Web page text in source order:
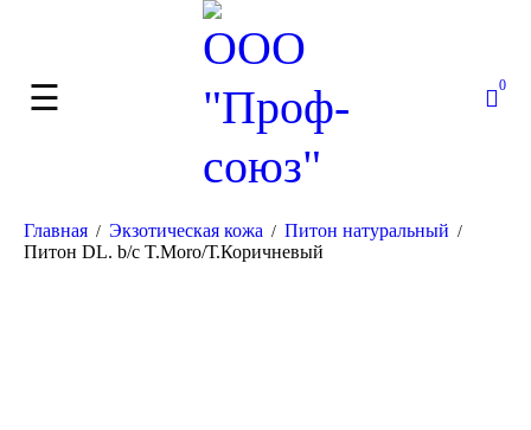
0
Главная / Экзотическая кожа / Питон натуральный /
Питон DL. b/c T.Moro/Т.Коричневый